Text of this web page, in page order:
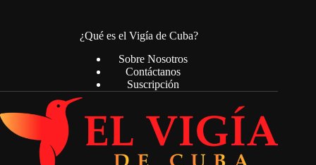
¿Qué es el Vigía de Cuba?
Sobre Nosotros
Contáctanos
Suscripción